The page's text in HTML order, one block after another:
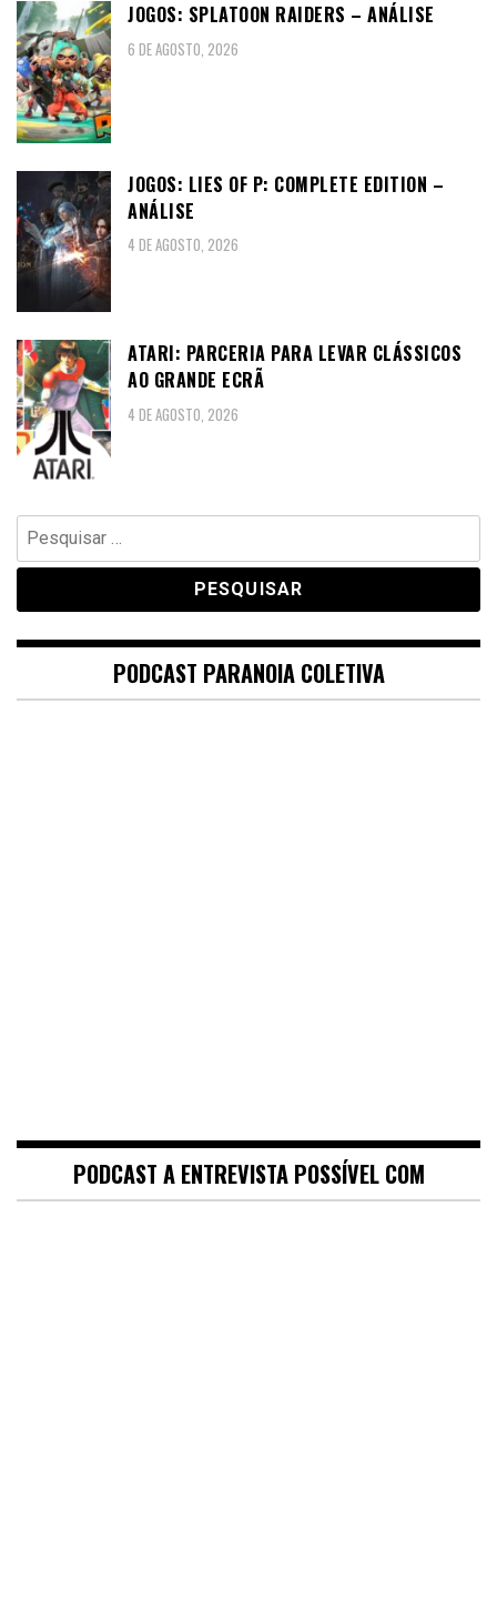
JOGOS: SPLATOON RAIDERS – ANÁLISE
6 DE AGOSTO, 2026
JOGOS: LIES OF P: COMPLETE EDITION –
ANÁLISE
4 DE AGOSTO, 2026
ATARI: PARCERIA PARA LEVAR CLÁSSICOS
AO GRANDE ECRÃ
4 DE AGOSTO, 2026
Pesquisar
por:
PODCAST PARANOIA COLETIVA
PODCAST A ENTREVISTA POSSÍVEL COM